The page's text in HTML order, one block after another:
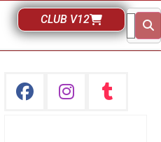
CLUB V12